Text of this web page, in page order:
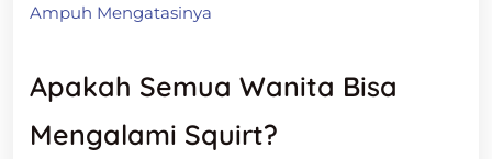
Ampuh Mengatasinya
Apakah Semua Wanita Bisa
Mengalami Squirt?